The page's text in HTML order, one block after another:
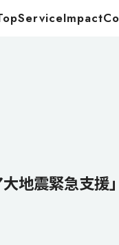
ServiceImpact
地震緊急支援